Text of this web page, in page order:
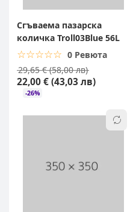
Сгъваема пазарска
количка Troll03Blue 56L
☆☆☆☆☆
★★★★★ 0 Ревюта
29,65 € (58,00 лв)
22,00 € (43,03 лв)
-26%